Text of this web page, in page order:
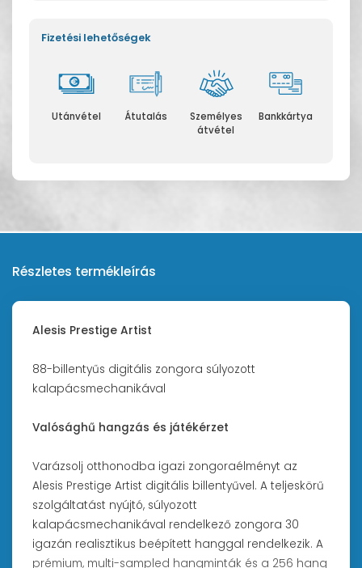
Fizetési lehetőségek
Utánvétel Átutalás
Személyes
átvétel
Bankkártya
Részletes termékleírás
Alesis Prestige Artist
88-billentyűs digitális zongora súlyozott
kalapácsmechanikával
Valósághű hangzás és játékérzet
Varázsolj otthonodba igazi zongoraélményt az
Alesis Prestige Artist digitális billentyűvel. A teljeskörű
szolgáltatást nyújtó, súlyozott
kalapácsmechanikával rendelkező zongora 30
igazán realisztikus beépített hanggal rendelkezik. A
prémium, multi-sampled hangminták és a 256 hang